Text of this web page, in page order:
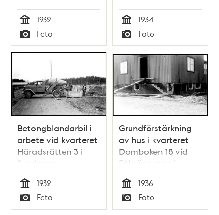
riktning mot
Gammelby
Tid
1932
Typ
Foto Tid
1934
Typ
Foto
Betongblandarbil i
arbete vid kvarteret
Häradsrätten 3 i
Svedmyras
småstugeområde
Tid
1932
Typ
Foto
Grundförstärkning
av hus i kvarteret
Domboken 18 vid
Fållnäsgatan i
Svedmyras
småstugeområde
Tid
1936
Typ
Foto